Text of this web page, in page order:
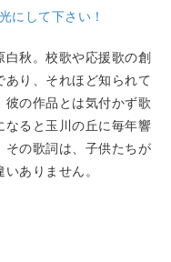
にして下さい！
秋。校歌や応援歌の創
り、それほど知られて
彼の作品とは気付かず歌
なると玉川の丘に毎年響
その歌詞は、子供たちが
ありません。